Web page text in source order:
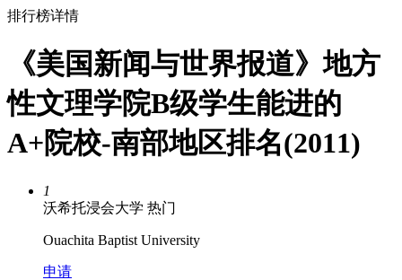
排行榜详情
《美国新闻与世界报道》地方
性文理学院B级学生能进的
A+院校-南部地区排名(2011)
1
沃希托浸会大学 热门
Ouachita Baptist University
申请